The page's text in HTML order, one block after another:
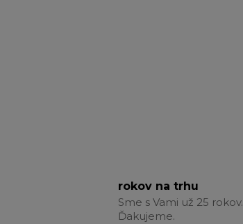
rokov na trhu
Sme s Vami už 25 rokov.
Ďakujeme.